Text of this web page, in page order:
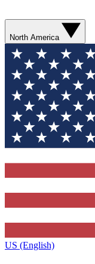
North America
US (English)